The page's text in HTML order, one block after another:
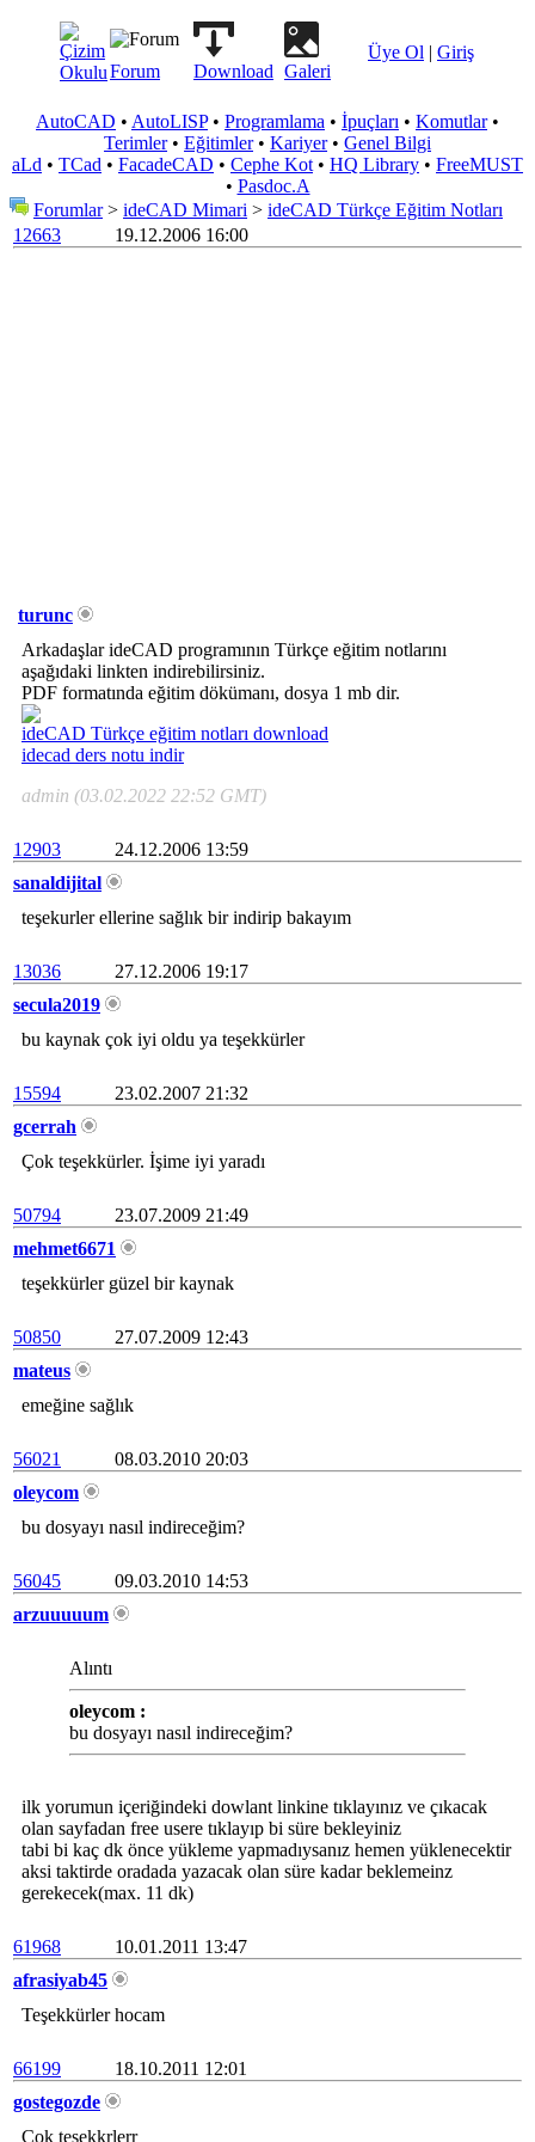
Üye Ol | Giriş
Forum
Download Galeri
AutoCAD • AutoLISP• Programlama • İpuçları • Komutlar•
Terimler• Eğitimler• Kariyer• Genel Bilgi
aLd • TCad • FacadeCAD • Cephe Kot • HQ Library • FreeMUST
• Pasdoc.A
Forumlar> ideCAD Mimari > ideCAD Türkçe Eğitim Notları
12663
19.12.2006 16:00
turunc
Arkadaşlar ideCAD programının Türkçe eğitim notlarını
aşağıdaki linkten indirebilirsiniz.
PDF formatında eğitim dökümanı, dosya 1 mb dir.
ideCAD Türkçe eğitim notları download
idecad ders notu indir
admin (03.02.2022 22:52 GMT)
12903
24.12.2006 13:59
sanaldijital
teşekurler ellerine sağlık bir indirip bakayım
13036
27.12.2006 19:17
secula2019
bu kaynak çok iyi oldu ya teşekkürler
15594
23.02.2007 21:32
gcerrah
Çok teşekkürler. İşime iyi yaradı
50794
23.07.2009 21:49
mehmet6671
teşekkürler güzel bir kaynak
50850
27.07.2009 12:43
mateus
emeğine sağlık
56021
08.03.2010 20:03
oleycom
bu dosyayı nasıl indireceğim?
56045
09.03.2010 14:53
arzuuuuum
Alıntı
oleycom :
bu dosyayı nasıl indireceğim?
ilk yorumun içeriğindeki dowlant linkine tıklayınız ve çıkacak
olan sayfadan free usere tıklayıp bi süre bekleyiniz
tabi bi kaç dk önce yükleme yapmadıysanız hemen yüklenecektir
aksi taktirde oradada yazacak olan süre kadar beklemeinz
gerekecek(max. 11 dk)
61968
10.01.2011 13:47
afrasiyab45
Teşekkürler hocam
66199
18.10.2011 12:01
gostegozde
Çok teşekkrlerr